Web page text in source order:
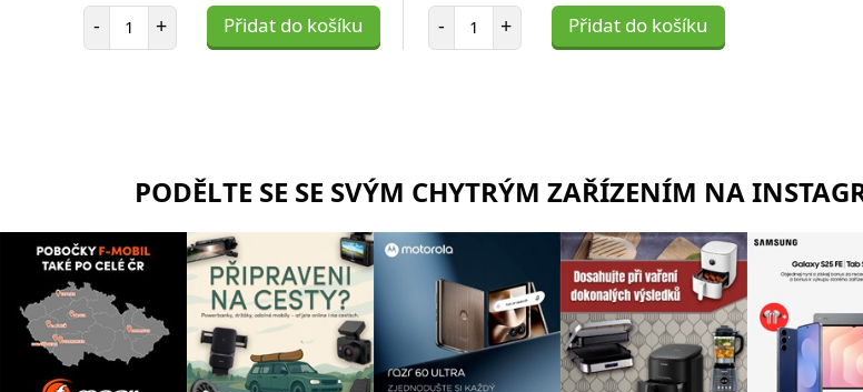
- Počet položek
+ Přidat do košíku - Počet položek
+ Přidat do košíku
PODĚLTE SE SE SVÝM CHYTRÝM ZAŘÍZENÍM NA